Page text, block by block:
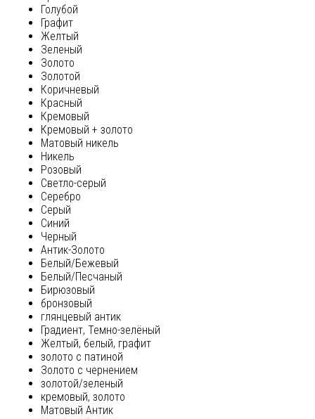
Голубой
Графит
Желтый
Зеленый
Золото
Золотой
Коричневый
Красный
Кремовый
Кремовый + золото
Матовый никель
Никель
Розовый
Светло-серый
Серебро
Серый
Синий
Черный
Антик-Золото
Белый/Бежевый
Белый/Песчаный
Бирюзовый
бронзовый
глянцевый антик
Градиент, Темно-зелёный
Желтый, белый, графит
золото с патиной
Золото с чернением
золотой/зеленый
кремовый, золото
Матовый Антик